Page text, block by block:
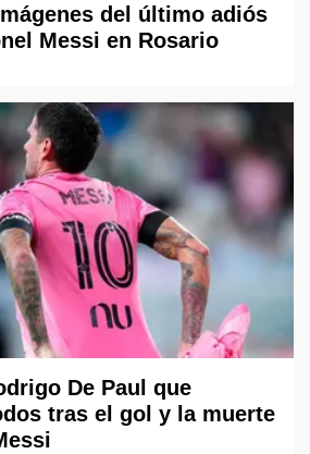
del último adiós
Messi en Rosario
De Paul que
tras el gol y la muerte